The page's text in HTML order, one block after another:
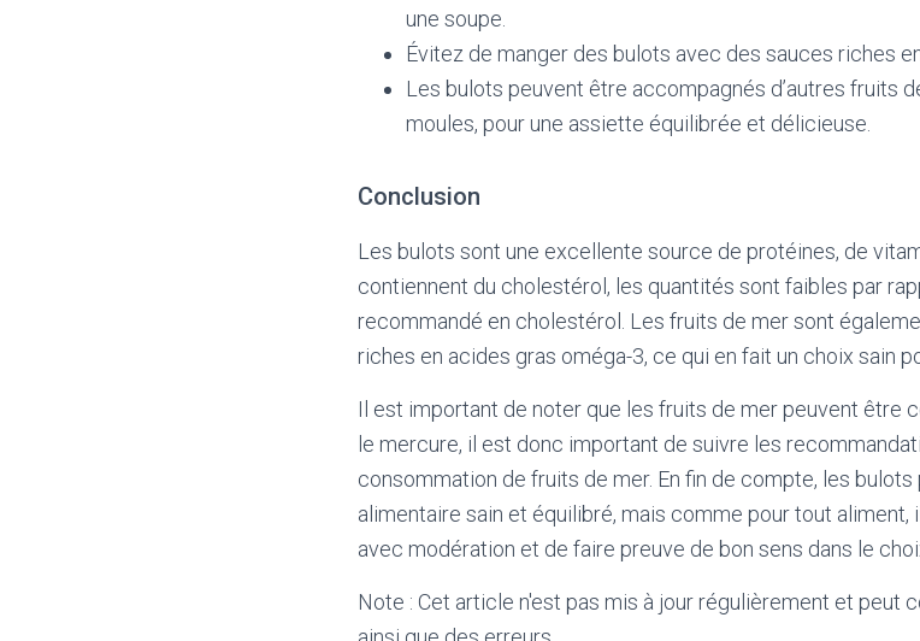
une soupe.
Évitez de manger des bulots avec des sauces riches
Les bulots peuvent être accompagnés d’autres fruits
moules, pour une assiette équilibrée et délicieuse.
Conclusion
Les bulots sont une excellente source de protéines, de
contiennent du cholestérol, les quantités sont faibles par
recommandé en cholestérol. Les fruits de mer sont
riches en acides gras oméga-3, ce qui en fait un choix sain
Il est important de noter que les fruits de mer peuvent être
le mercure, il est donc important de suivre les
consommation de fruits de mer. En fin de compte, les
alimentaire sain et équilibré, mais comme pour tout
avec modération et de faire preuve de bon sens dans le
Note : Cet article n'est pas mis à jour régulièrement et peut